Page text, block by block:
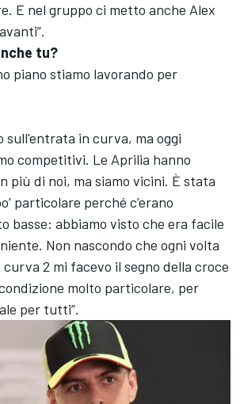
E nel gruppo ci metto anche Alex
tu?
piano stiamo lavorando per
sull'entrata in curva, ma oggi
competitivi. Le Aprilia hanno
più di noi, ma siamo vicini. È stata
particolare perché c’erano
basse: abbiamo visto che era facile
Non nascondo che ogni volta
2 mi facevo il segno della croce
molto particolare, per
per tutti”.